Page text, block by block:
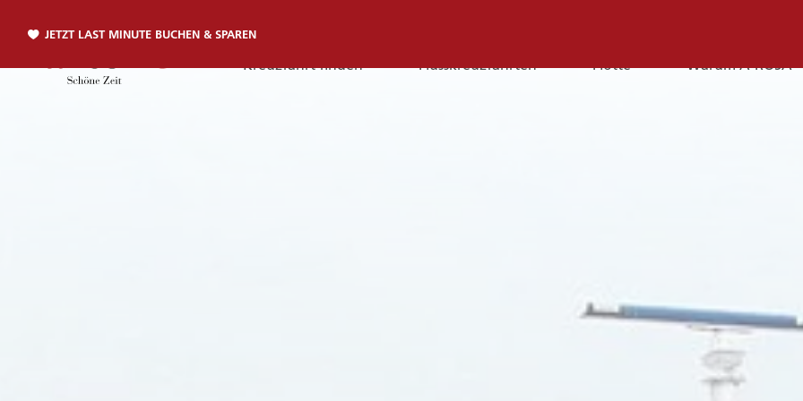
JETZT LAST MINUTE BUCHEN & SPAREN
Kreuzfahrt finden Flusskreuzfahrten Flotte Warum A-ROSA